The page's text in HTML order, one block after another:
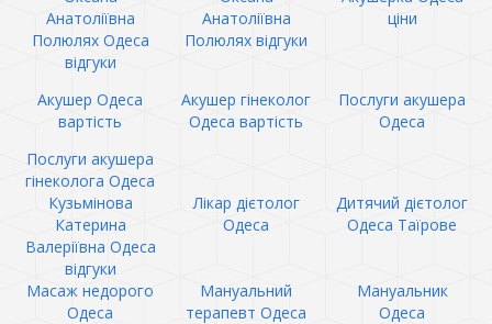
Анатоліївна
Полюлях Одеса
відгуки
Анатоліївна
Полюлях відгуки
ціни
Акушер Одеса
вартість
Акушер гінеколог
Одеса вартість
Послуги акушера
Одеса
Послуги акушера
гінеколога Одеса
Кузьмінова
Катерина
Валеріївна Одеса
відгуки
Лікар дієтолог
Одеса
Дитячий дієтолог
Одеса Таїрове
Масаж недорого
Одеса
Мануальний
терапевт Одеса
Мануальник
Одеса